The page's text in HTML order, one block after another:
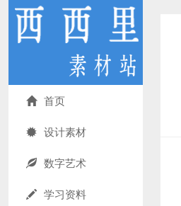
首页
设计素材
数字艺术
学习资料